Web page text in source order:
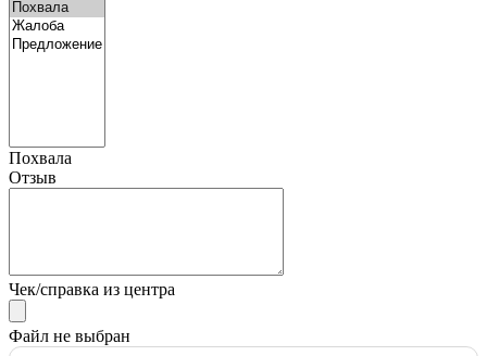
Похвала
Отзыв
Чек/справка из центра
Файл не выбран